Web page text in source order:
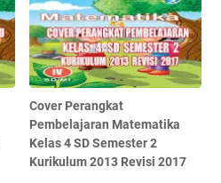
Cover Perangkat
Pembelajaran Matematika
Kelas 4 SD Semester 2
Kurikulum 2013 Revisi 2017